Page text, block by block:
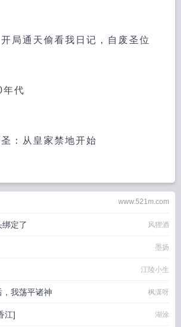
局通天偷看我日记，自废圣位
年代
：从皇家禁地开始
www.521m.com
定了 风狸酒
墨扬
江陵小生
我荡平诸神 枫潇呀
江] 湖涂